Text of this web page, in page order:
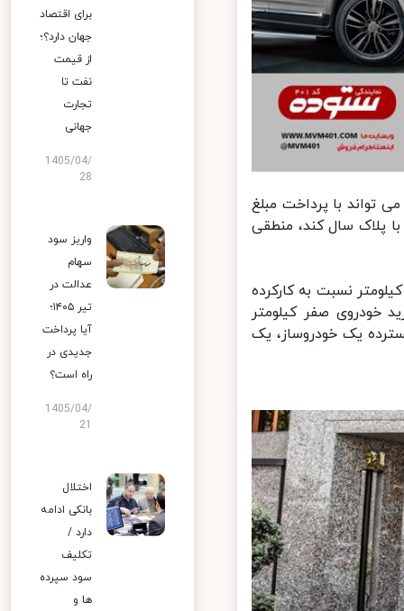
با پرداخت مبلغ
پلاک سال کند، منطقی
نسبت به کارکرده
خودروی صفر کیلومتر
یک خودروساز، یک
برای اقتصاد
جهان دارد؟؛
از قیمت
نفت تا
تجارت
جهانی
1405/04/
28
واریز سود
سهام
عدالت در
تیر ۱۴۰۵؛
آیا پرداخت
جدیدی در
راه است؟
1405/04/
اختلال
بانکی ادامه
دارد /
تکلیف
سود سپرده
ها و